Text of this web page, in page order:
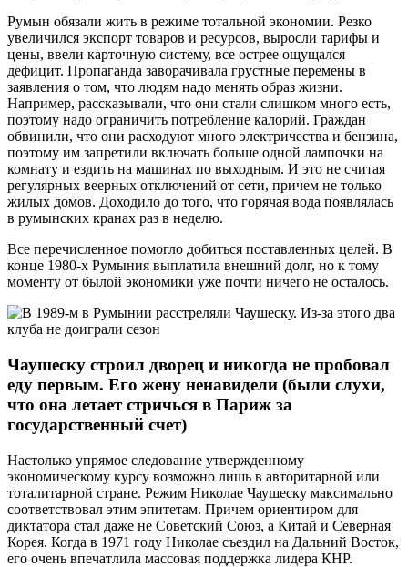
Румын обязали жить в режиме тотальной экономии. Резко
увеличился экспорт товаров и ресурсов, выросли тарифы и
цены, ввели карточную систему, все острее ощущался
дефицит. Пропаганда заворачивала грустные перемены в
заявления о том, что людям надо менять образ жизни.
Например, рассказывали, что они стали слишком много есть,
поэтому надо ограничить потребление калорий. Граждан
обвинили, что они расходуют много электричества и бензина,
поэтому им запретили включать больше одной лампочки на
комнату и ездить на машинах по выходным. И это не считая
регулярных веерных отключений от сети, причем не только
жилых домов. Доходило до того, что горячая вода появлялась
в румынских кранах раз в неделю.
Все перечисленное помогло добиться поставленных целей. В
конце 1980-х Румыния выплатила внешний долг, но к тому
моменту от былой экономики уже почти ничего не осталось.
Чаушеску строил дворец и никогда не пробовал
еду первым. Его жену ненавидели (были слухи,
что она летает стричься в Париж за
государственный счет)
Настолько упрямое следование утвержденному
экономическому курсу возможно лишь в авторитарной или
тоталитарной стране. Режим Николае Чаушеску максимально
соответствовал этим эпитетам. Причем ориентиром для
диктатора стал даже не Советский Союз, а Китай и Северная
Корея. Когда в 1971 году Николае съездил на Дальний Восток,
его очень впечатлила массовая поддержка лидера КНР.